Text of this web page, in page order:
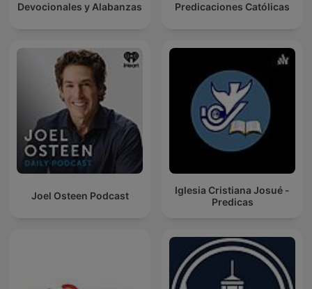
Devocionales y Alabanzas Predicaciones Católicas
Joel Osteen Podcast
Iglesia Cristiana Josué -
Predicas